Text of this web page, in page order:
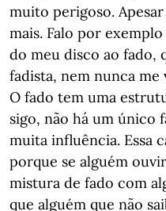
muito perigoso.
mais. Falo por
do meu disco ao fado,
fadista, nem nunca
O fado tem uma
sigo, não há um único
muita influência. Essa
porque se alguém
mistura de fado com
que alguém que não